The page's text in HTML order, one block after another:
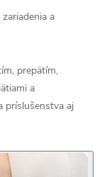
a
prepätím,
a
príslušenstva aj